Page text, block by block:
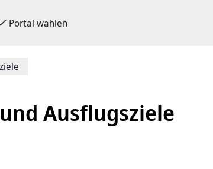
Portal wählen
Ausflugsziele